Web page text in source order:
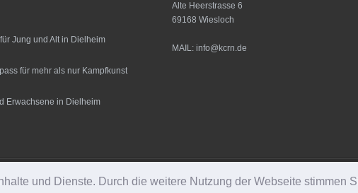
und Dienste. Durch die weitere Nutzung der Webseite stimmen
Jung und Alt in Dielheim
für mehr als nur Kampfkunst
Erwachsene in Dielheim
Alte Heerstrasse 6
69168 Wiesloch
MAIL: info@kcrn.de
reserved.